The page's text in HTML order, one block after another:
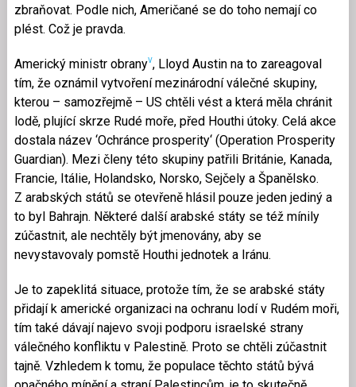
zbraňovat. Podle nich, Američané se do toho nemají co
plést. Což je pravda.
Americký ministr obranyv, Lloyd Austin na to zareagoval
tím, že oznámil vytvoření mezinárodní válečné skupiny,
kterou – samozřejmě – US chtěli vést a která měla chránit
lodě, plující skrze Rudé moře, před Houthi útoky. Celá akce
dostala název ‘Ochránce prosperity‘ (Operation Prosperity
Guardian). Mezi členy této skupiny patřili Británie, Kanada,
Francie, Itálie, Holandsko, Norsko, Sejčely a Španělsko.
Z arabských států se otevřeně hlásil pouze jeden jediný a
to byl Bahrajn. Některé další arabské státy se též mínily
zúčastnit, ale nechtěly být jmenovány, aby se
nevystavovaly pomstě Houthi jednotek a Iránu.
Je to zapeklitá situace, protože tím, že se arabské státy
přidají k americké organizaci na ochranu lodí v Rudém moři,
tím také dávají najevo svoji podporu israelské strany
válečného konfliktu v Palestině. Proto se chtěli zúčastnit
tajně. Vzhledem k tomu, že populace těchto států bývá